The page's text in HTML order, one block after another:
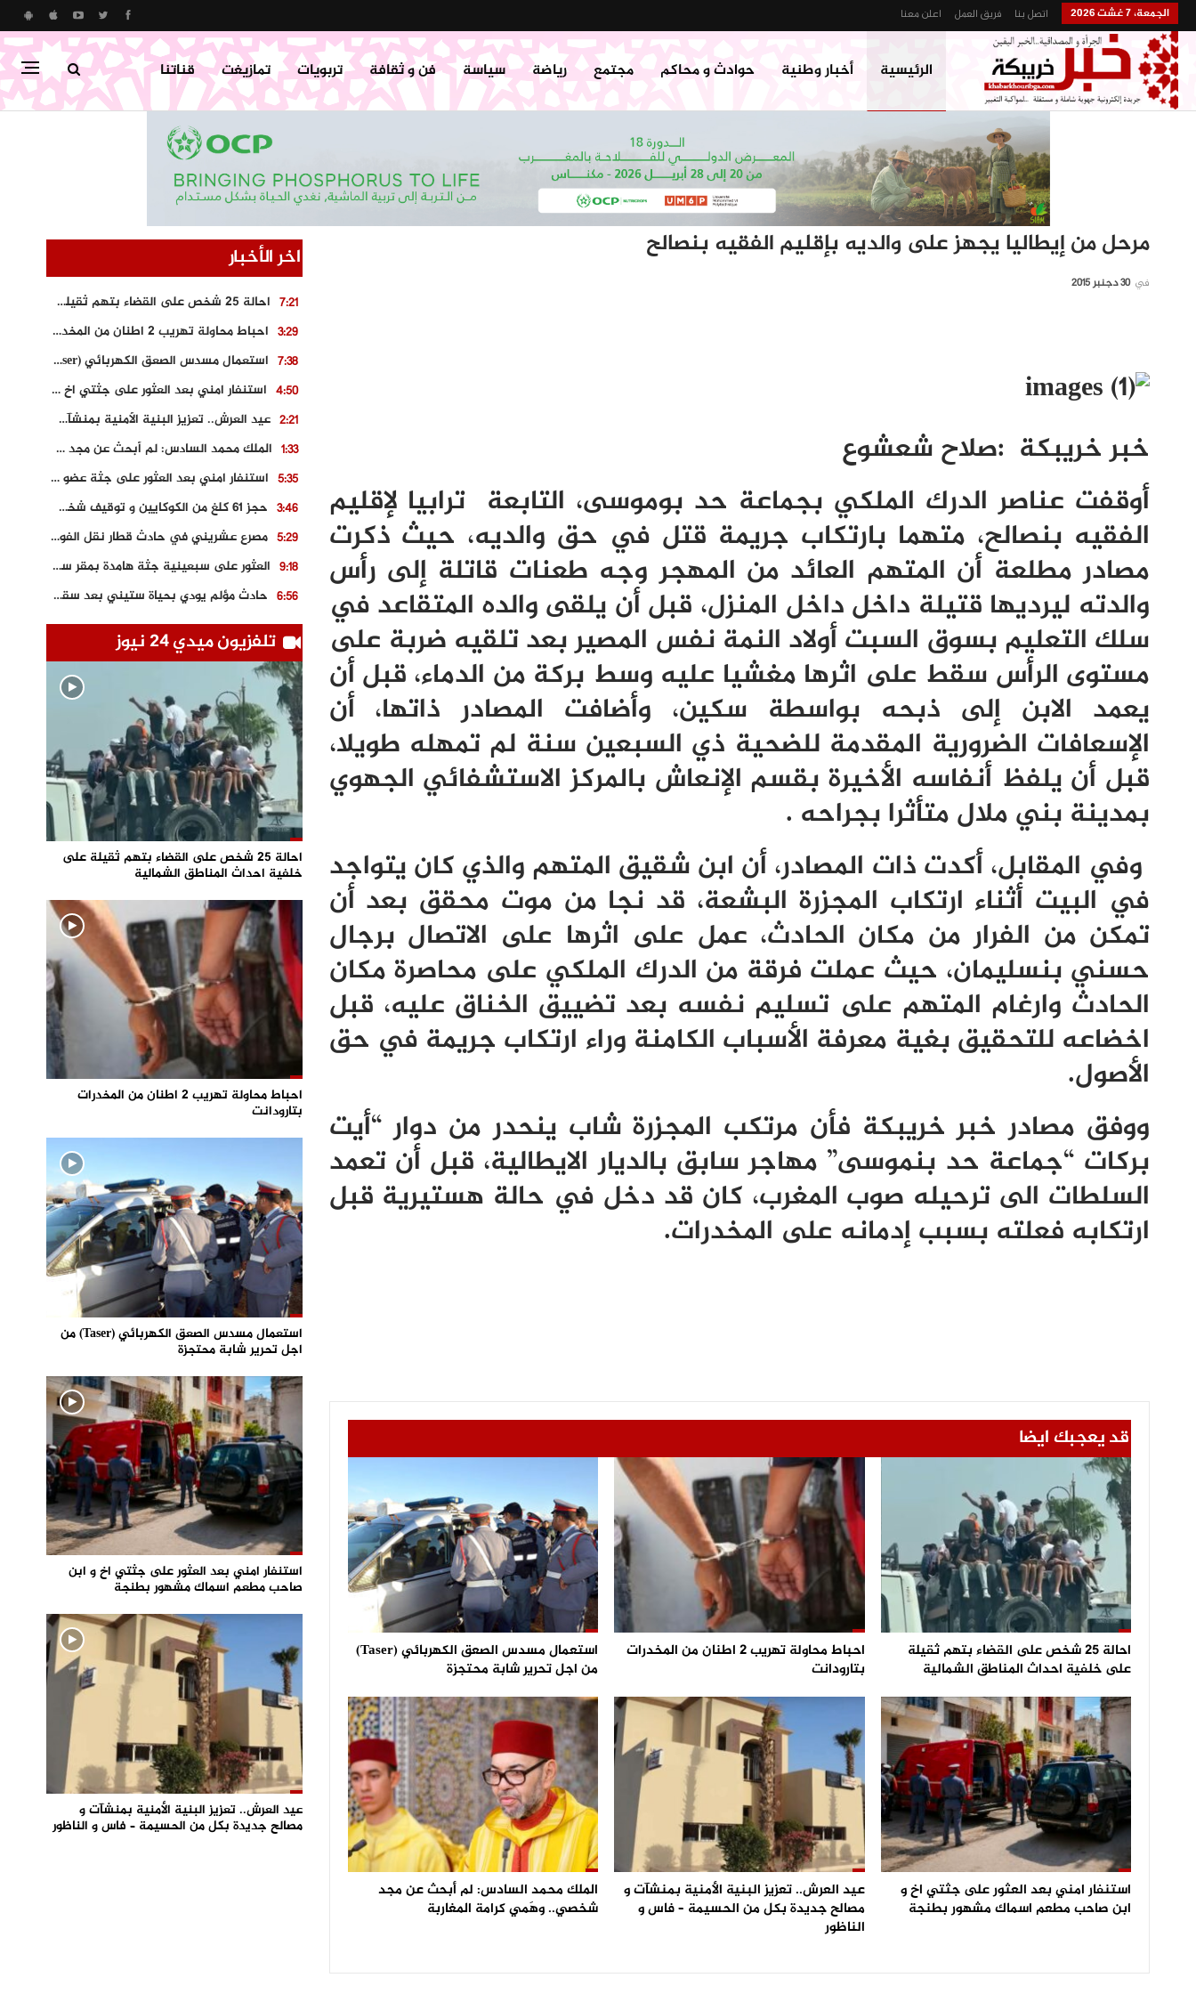
الجمعة، 7 غشت 2026 اتصل بنا فريق العمل اعلن معنا
الرئيسية أخبار وطنية حوادث و محاكم مجتمع رياضة سياسة فن و ثقافة تربويات تمازيغت قناتنا
مرحل من إيطاليا يجهز على والديه بإقليم الفقيه بنصالح
في 30 دجنبر 2015
خبر خريبكة :صلاح شعشوع
أوقفت عناصر الدرك الملكي بجماعة حد بوموسى، التابعة ترابيا لإقليم
الفقيه بنصالح، متهما بارتكاب جريمة قتل في حق والديه، حيث ذكرت
مصادر مطلعة أن المتهم العائد من المهجر وجه طعنات قاتلة إلى رأس
والدته ليرديها قتيلة داخل داخل المنزل، قبل أن يلقى والده المتقاعد في
سلك التعليم بسوق السبت أولاد النمة نفس المصير بعد تلقيه ضربة على
مستوى الرأس سقط على اثرها مغشيا عليه وسط بركة من الدماء، قبل أن
يعمد الابن إلى ذبحه بواسطة سكين، وأضافت المصادر ذاتها، أن
الإسعافات الضرورية المقدمة للضحية ذي السبعين سنة لم تمهله طويلا،
قبل أن يلفظ أنفاسه الأخيرة بقسم الإنعاش بالمركز الاستشفائي الجهوي
بمدينة بني ملال متأثرا بجراحه .
وفي المقابل، أكدت ذات المصادر، أن ابن شقيق المتهم والذي كان يتواجد
في البيت أثناء ارتكاب المجزرة البشعة، قد نجا من موت محقق بعد أن
تمكن من الفرار من مكان الحادث، عمل على اثرها على الاتصال برجال
حسني بنسليمان، حيث عملت فرقة من الدرك الملكي على محاصرة مكان
الحادث وارغام المتهم على تسليم نفسه بعد تضييق الخناق عليه، قبل
اخضاعه للتحقيق بغية معرفة الأسباب الكامنة وراء ارتكاب جريمة في حق
الأصول.
ووفق مصادر خبر خريبكة فأن مرتكب المجزرة شاب ينحدر من دوار “أيت
بركات “جماعة حد بنموسى” مهاجر سابق بالديار الايطالية، قبل أن تعمد
السلطات الى ترحيله صوب المغرب، كان قد دخل في حالة هستيرية قبل
ارتكابه فعلته بسبب إدمانه على المخدرات.
قد يعجبك ايضا
احالة 25 شخص على القضاء بتهم ثقيلة
على خلفية احداث المناطق الشمالية
احباط محاولة تهريب 2 اطنان من المخدرات
بتارودانت
استعمال مسدس الصعق الكهربائي (Taser)
من اجل تحرير شابة محتجزة
استنفار امني بعد العثور على جثتي اخ و
ابن صاحب مطعم اسماك مشهور بطنجة
عيد العرش.. تعزيز البنية الأمنية بمنشآت و
مصالح جديدة بكل من الحسيمة – فاس و
الناظور
الملك محمد السادس: لم أبحث عن مجد
شخصي.. وهَمي كرامة المغاربة
اخر الأخبار
7:21
احالة 25 شخص على القضاء بتهم ثقيلة على خلفية احداث المناطق الشمالية
3:29
احباط محاولة تهريب 2 اطنان من المخدرات بتارودانت
7:38
استعمال مسدس الصعق الكهربائي (Taser) من اجل تحرير شابة محتجزة
4:50
استنفار امني بعد العثور على جثتي اخ و ابن صاحب مطعم اسماك مشهور بطنجة
2:21
عيد العرش.. تعزيز البنية الأمنية بمنشآت و مصالح جديدة بكل من الحسيمة – فاس و الناظور
1:33
الملك محمد السادس: لم أبحث عن مجد شخصي.. وهَمي كرامة المغاربة
5:35
استنفار امني بعد العثور على جثة عضو سابق في حزب المصباح بالقنيطرة..
3:46
حجز 61 كلغ من الكوكايين و توقيف شخصين بالكركرات
5:29
مصرع عشريني في حادث قطار نقل الفوسفاط..
9:18
العثور على سبعينية جثة هامدة بمقر سكناها بمراكش
6:56
حادث مؤلم يودي بحياة ستيني بعد سقوطه في فرن تقليدي “للجير”
3:02
مصرع شابة ثلاثينية إثر سقوط سيارتها من منحدر خطير بالجرف الأصفر
3:04
6:42
العثور على جثة سبعيني مدفونة بعد أسابيع من اختفائه الغامض
4:40
تلفزيون ميدي 24 نيوز
احالة 25 شخص على القضاء بتهم ثقيلة على
خلفية احداث المناطق الشمالية
احباط محاولة تهريب 2 اطنان من المخدرات
بتارودانت
استعمال مسدس الصعق الكهربائي (Taser) من
اجل تحرير شابة محتجزة
استنفار امني بعد العثور على جثتي اخ و ابن
صاحب مطعم اسماك مشهور بطنجة
عيد العرش.. تعزيز البنية الأمنية بمنشآت و
مصالح جديدة بكل من الحسيمة – فاس و الناظور